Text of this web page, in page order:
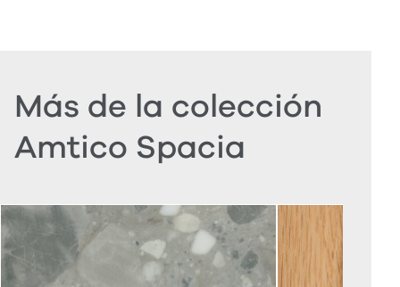
Más de la colección
Amtico Spacia